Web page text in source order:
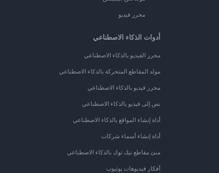
محرر فيديو
أدوات الذكاء الاصطناعي
محرر الفيديو بالذكاء الاصطناعي
مولد المقاطع المتحركة بالذكاء الاصطناعي
محرر فيديو بالذكاء الاصطناعي
نص إلى فيديو بالذكاء الاصطناعي
أداة إنشاء المواقع بالذكاء الاصطناعي
أداة إنشاء أسماء شركات
منئ مقاطع تيك توك بالذكاء الاصطناعي
أفكار فيديوهات يوتيوب